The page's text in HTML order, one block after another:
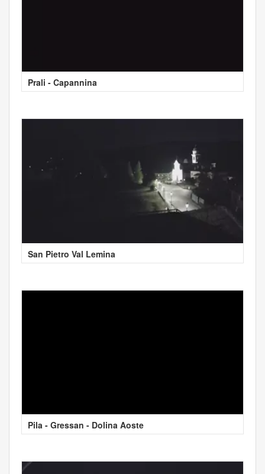
Prali - Capannina
San Pietro Val Lemina
Pila - Gressan - Dolina Aoste